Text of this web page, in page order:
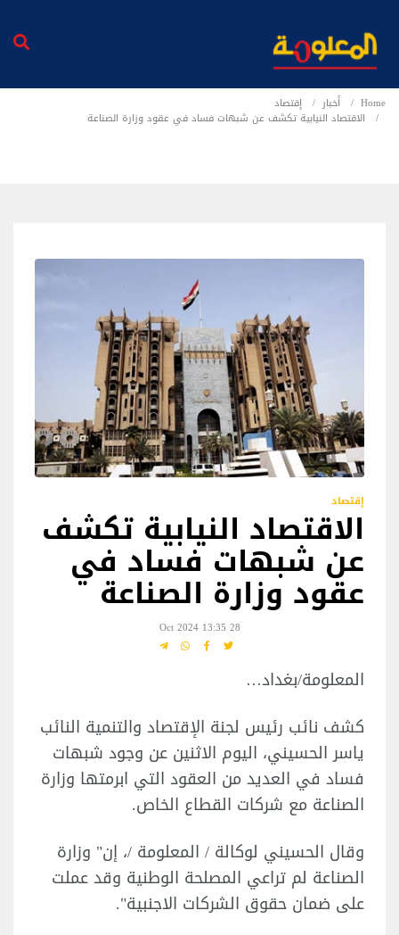
Home أخبار
إقتصاد
الاقتصاد النيابية تكشف عن شبهات فساد في عقود وزارة الصناعة
إقتصاد
الاقتصاد النيابية تكشف
عن شبهات فساد في
عقود وزارة الصناعة
28 Oct 2024 13:35
المعلومة/بغداد…
كشف نائب رئيس لجنة الإقتصاد والتنمية النائب
ياسر الحسيني، اليوم الاثنين عن وجود شبهات
فساد في العديد من العقود التي ابرمتها وزارة
الصناعة مع شركات القطاع الخاص.
وقال الحسيني لوكالة / المعلومة /، إن" وزارة
الصناعة لم تراعي المصلحة الوطنية وقد عملت
على ضمان حقوق الشركات الاجنبية".